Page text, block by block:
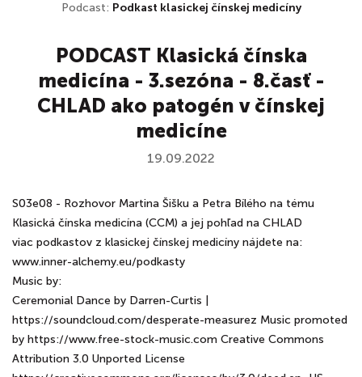
Podcast: Podkast klasickej čínskej medicíny
PODCAST Klasická čínska
medicína - 3.sezóna - 8.časť -
CHLAD ako patogén v čínskej
medicíne
19.09.2022
S03e08 - Rozhovor Martina Šišku a Petra Bílého na tému
Klasická čínska medicína (CCM) a jej pohľad na CHLAD
viac podkastov z klasickej čínskej medicíny nájdete na:
www.inner-alchemy.eu/podkasty
Music by:
Ceremonial Dance by Darren-Curtis |
https://soundcloud.com/desperate-measurez Music promoted
by https://www.free-stock-music.com Creative Commons
Attribution 3.0 Unported License